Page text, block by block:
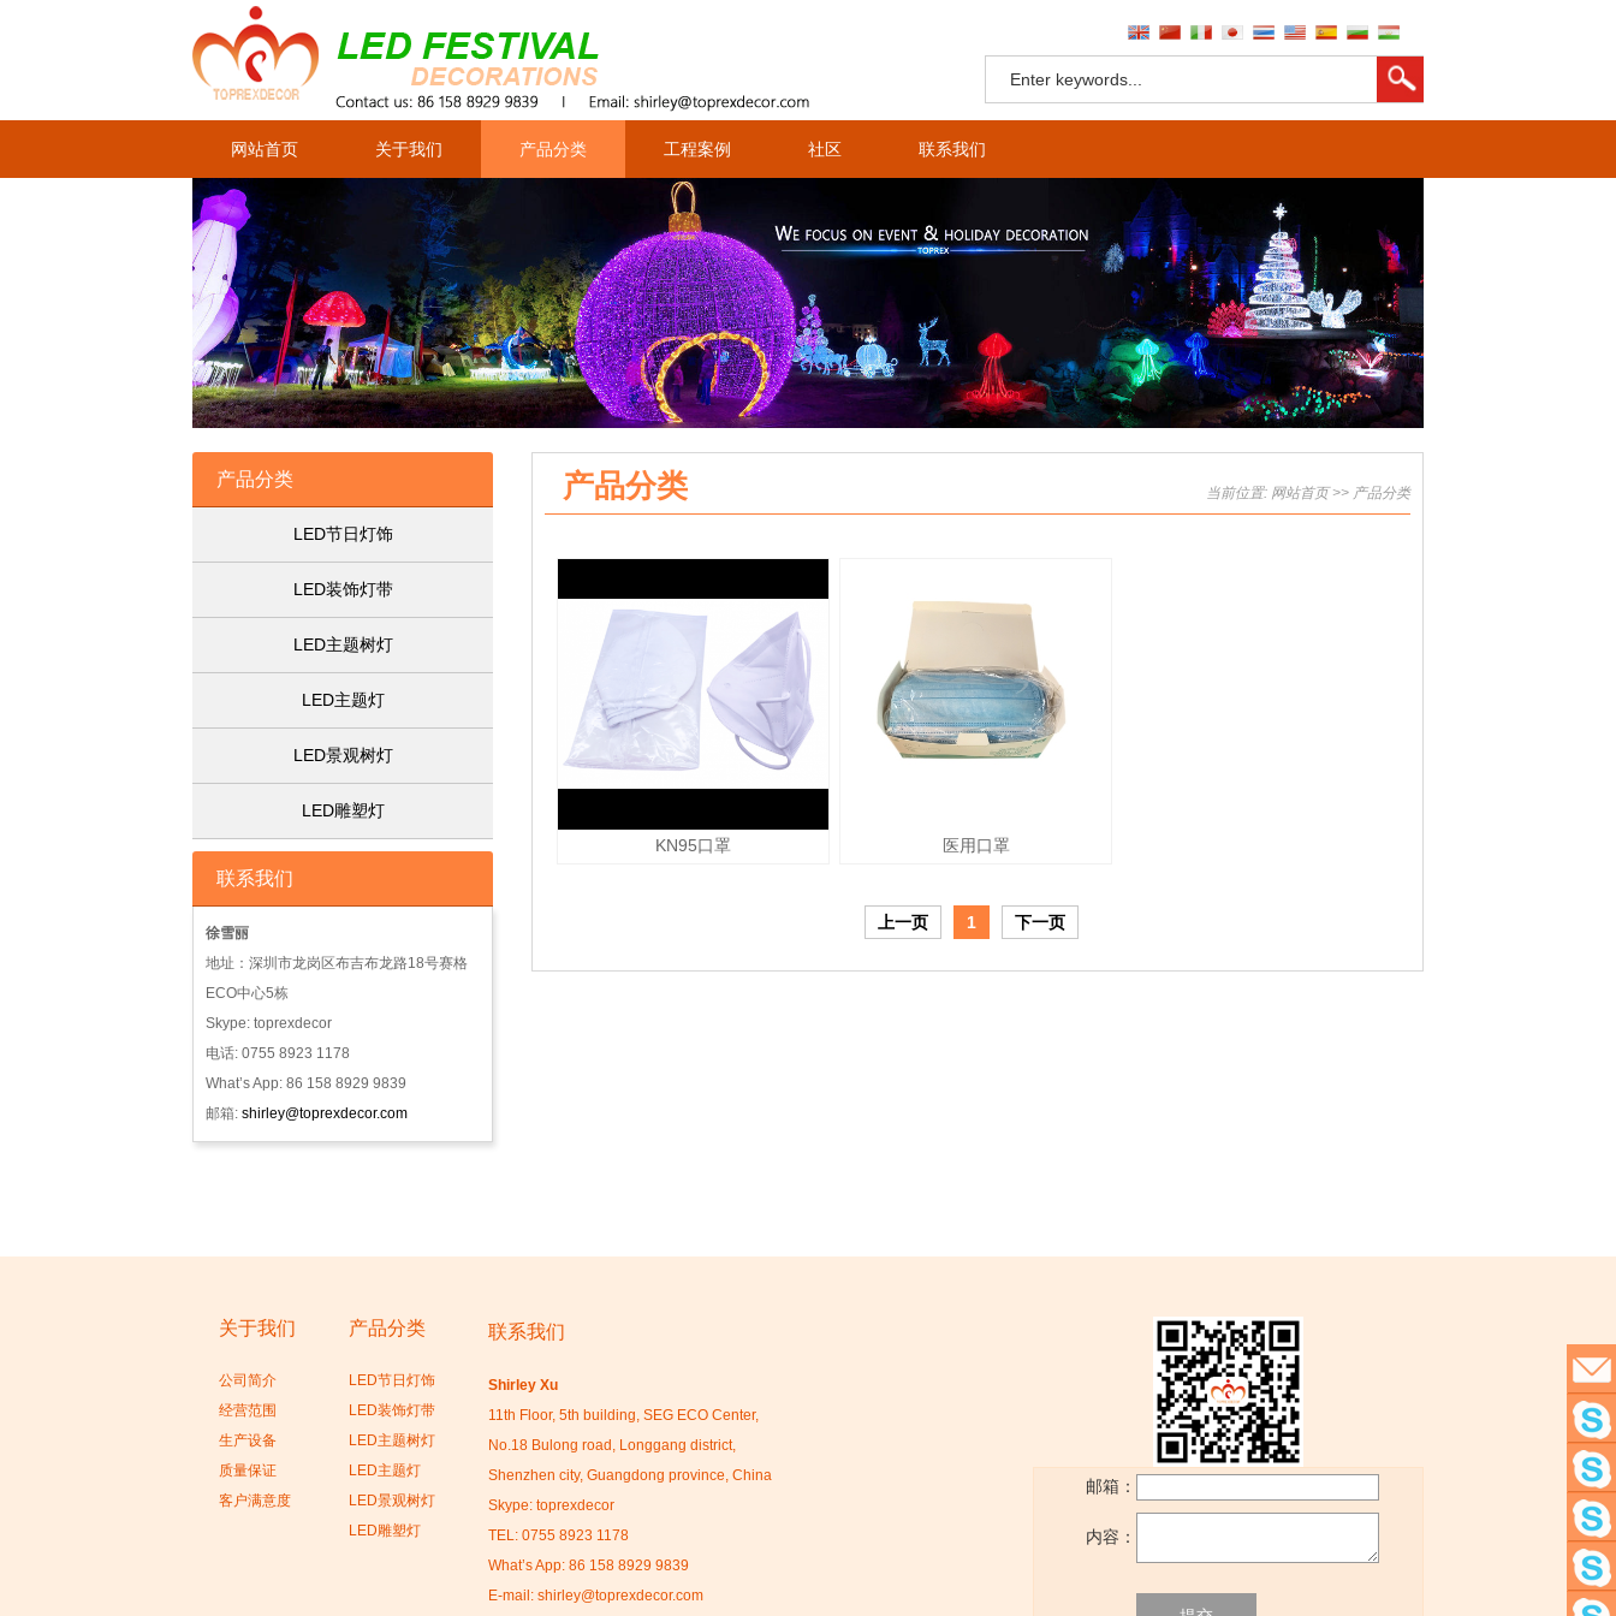
网站首页 关于我们 产品分类 工程案例 社区 联系我们
产品分类
LED节日灯饰
LED装饰灯带
LED主题树灯
LED主题灯
LED景观树灯
LED雕塑灯
联系我们
徐雪丽
地址：深圳市龙岗区布吉布龙路18号赛格
ECO中心5栋
Skype: toprexdecor
电话: 0755 8923 1178
What’s App: 86 158 8929 9839
邮箱: shirley@toprexdecor.com
当前位置: 网站首页>> 产品分类
产品分类
KN95口罩 医用口罩
上一页 1 下一页
关于我们
公司简介
经营范围
生产设备
质量保证
客户满意度
产品分类
LED节日灯饰
LED装饰灯带
LED主题树灯
LED主题灯
LED景观树灯
LED雕塑灯
联系我们
Shirley Xu
11th Floor, 5th building, SEG ECO Center,
No.18 Bulong road, Longgang district,
Shenzhen city, Guangdong province, China
Skype: toprexdecor
TEL: 0755 8923 1178
What’s App: 86 158 8929 9839
E-mail: shirley@toprexdecor.com
邮箱：
内容：
联系
我们
Shirley
Xu
Amy